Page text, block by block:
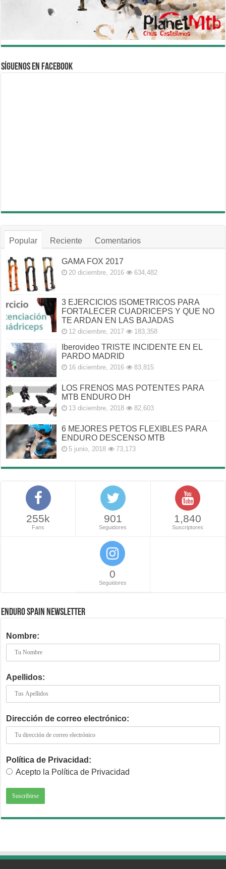
Síguenos en Facebook
Popular Reciente Comentarios
GAMA FOX 2017
20 diciembre, 2016 634,482
3 EJERCICIOS ISOMETRICOS PARA
FORTALECER CUADRICEPS Y QUE NO
TE ARDAN EN LAS BAJADAS
12 diciembre, 2017 183,358
Iberovideo TRISTE INCIDENTE EN EL
PARDO MADRID
16 diciembre, 2016 83,815
LOS FRENOS MAS POTENTES PARA
MTB ENDURO DH
13 diciembre, 2018 82,603
6 MEJORES PETOS FLEXIBLES PARA
ENDURO DESCENSO MTB
5 junio, 2018 73,173
255k
Fans
901
Seguidores
1,840
Suscriptores
0
Seguidores
ENDURO SPAIN NEWSLETTER
Nombre:
Apellidos:
Dirección de correo electrónico:
Política de Privacidad:
Acepto la Política de Privacidad